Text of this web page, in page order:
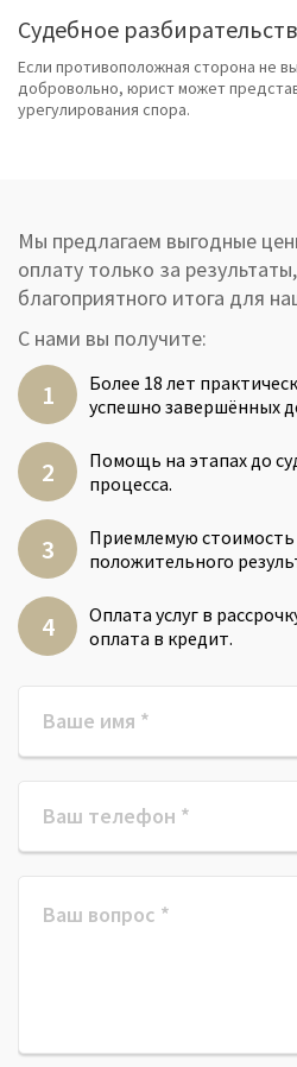
Судебное
Если противоположная сторона не
добровольно, юрист может
урегулирования спора.
Мы предлагаем выгодные
оплату только за
благоприятного итога для
С нами вы получите:
Более 18 лет
успешно завершённых
Помощь на этапах до
процесса.
Приемлемую стоимость
положительного
Оплата услуг в
оплата в кредит.